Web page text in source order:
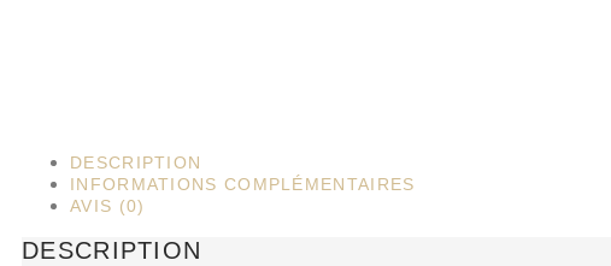
DESCRIPTION
INFORMATIONS COMPLÉMENTAIRES
AVIS (0)
DESCRIPTION